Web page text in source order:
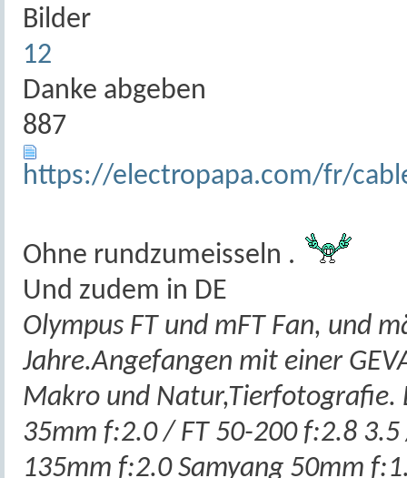
Bilder
12
Danke abgeben
887
https://electropapa.com/fr/
Ohne rundzumeisseln .
Und zudem in DE
Olympus FT und mFT Fan, und
Jahre.Angefangen mit einer
Makro und Natur,Tierfotografie.
35mm f:2.0 / FT 50-200 f:2.8
135mm f:2.0 Samyang 50mm